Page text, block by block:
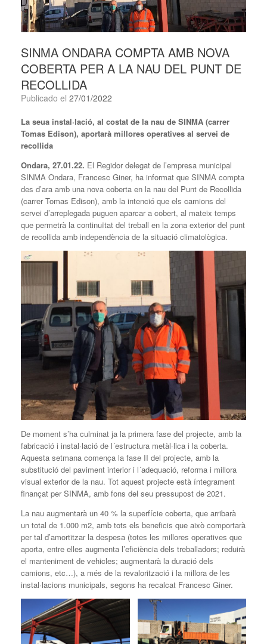
SINMA ONDARA COMPTA AMB NOVA
COBERTA PER A LA NAU DEL PUNT DE
RECOLLIDA
Publicado el 27/01/2022
La seua instal·lació, al costat de la nau de SINMA (carrer
Tomas Edison), aportarà millores operatives al servei de
recollida
Ondara, 27.01.22. El Regidor delegat de l’empresa municipal
SINMA Ondara, Francesc Giner, ha informat que SINMA compta
des d’ara amb una nova coberta en la nau del Punt de Recollida
(carrer Tomas Edison), amb la intenció que els camions del
servei d’arreplegada puguen aparcar a cobert, al mateix temps
que permetrà la continuïtat del treball en la zona exterior del punt
de recollida amb independència de la situació climatològica.
De moment s’ha culminat ja la primera fase del projecte, amb la
fabricació i instal·lació de l´estructura metàl·lica i la coberta.
Aquesta setmana comença la fase II del projecte, amb la
substitució del paviment interior i l´adequació, reforma i millora
visual exterior de la nau. Tot aquest projecte està íntegrament
finançat per SINMA, amb fons del seu pressupost de 2021.
La nau augmentarà un 40 % la superfície coberta, que arribarà
un total de 1.000 m2, amb tots els beneficis que això comportarà
per tal d’amortitzar la despesa (totes les millores operatives que
aporta, entre elles augmenta l’eficiència dels treballadors; reduirà
el manteniment de vehicles; augmentarà la duració dels
camions, etc…), a més de la revalorització i la millora de les
instal·lacions municipals, segons ha recalcat Francesc Giner.